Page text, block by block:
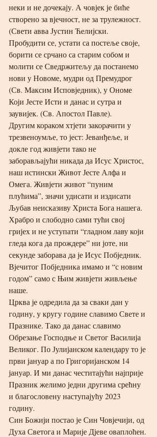
неки и не дочекају. А човјек је биће
створено за вјечност, не за трулежност.
(Свети авва Јустин Ћелијски.
Пробудити се, устати са постеље своје,
борити се срчано са старим собом и
молити се Сведржитељу да постанемо
нови у Новоме, мудри од Премудрог
(Св. Максим Исповједник), у Ономе
Који Јесте Исти и данас и сутра и
заувијек. (Св. Апостол Павле).
Другим кораком хтјети закорачити у
трезвеноумље, то јест: Јеванђеље, и
докле год живјети тако не
заборављајући никада да Исус Христос,
наш истински Живот Јесте Алфа и
Омега. Живјети живот “пуним
плућима”, значи удисати и издисати
Љубав неисказиву Христа Бога нашега.
Храбро и слободно сами тући свој
гријех и не уступати “гладном лаву који
гледа кога да прождере” ни јоте, ни
секунде заборава да је Исус Побједник.
Вјечитог Побједника имамо и “с новим
годом” само с Њим живјети живљење
наше.
Црква је одредила да за сваки дан у
годину, у кругу године славимо Свете и
Празнике. Тако да данас славимо
Обрезање Господње и Светог Василија
Великог. По Јулијанском календару то је
први јануар а по Григоријанском 14
јануар. И ми данас честитајући најприје
Празник желимо једни другима срећну
и благословену наступајућу 2023
годину.
Син Божији постао је Син Човјечији, од
Духа Светога и Марије Дјеве оваплоћен.